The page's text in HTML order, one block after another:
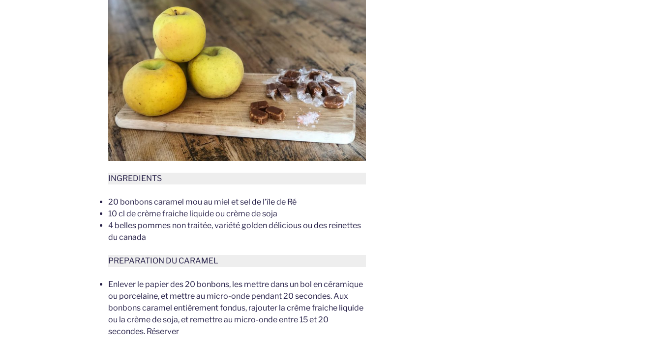
INGREDIENTS
20 bonbons caramel mou au miel et sel de l’île de Ré
10 cl de crème fraiche liquide ou crème de soja
4 belles pommes non traitée, variété golden délicious ou des reinettes
du canada
PREPARATION DU CARAMEL
Enlever le papier des 20 bonbons, les mettre dans un bol en céramique
ou porcelaine, et mettre au micro-onde pendant 20 secondes. Aux
bonbons caramel entièrement fondus, rajouter la crème fraiche liquide
ou la crème de soja, et remettre au micro-onde entre 15 et 20
secondes. Réserver